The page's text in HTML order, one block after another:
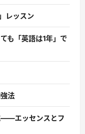
レッスン
も「英語は1年」で
法
――エッセンスとフ